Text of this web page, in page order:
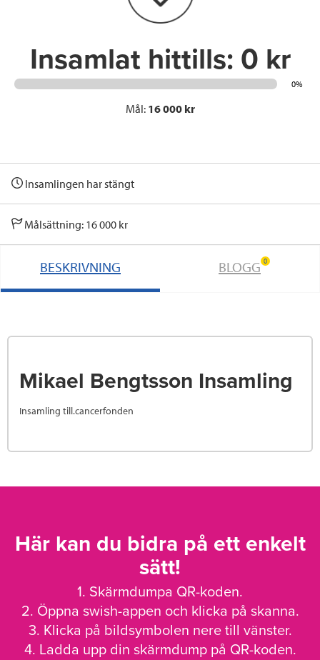
n
Insamlat hittills: 0 kr
0%
Mål: 16 000 kr
Insamlingen har stängt
Målsättning: 16 000 kr
BESKRIVNING BLOGG 0
Mikael Bengtsson Insamling
Insamling till.cancerfonden
Här kan du bidra på ett enkelt
sätt!
1. Skärmdumpa QR-koden.
2. Öppna swish-appen och klicka på skanna.
3. Klicka på bildsymbolen nere till vänster.
4. Ladda upp din skärmdump på QR-koden.